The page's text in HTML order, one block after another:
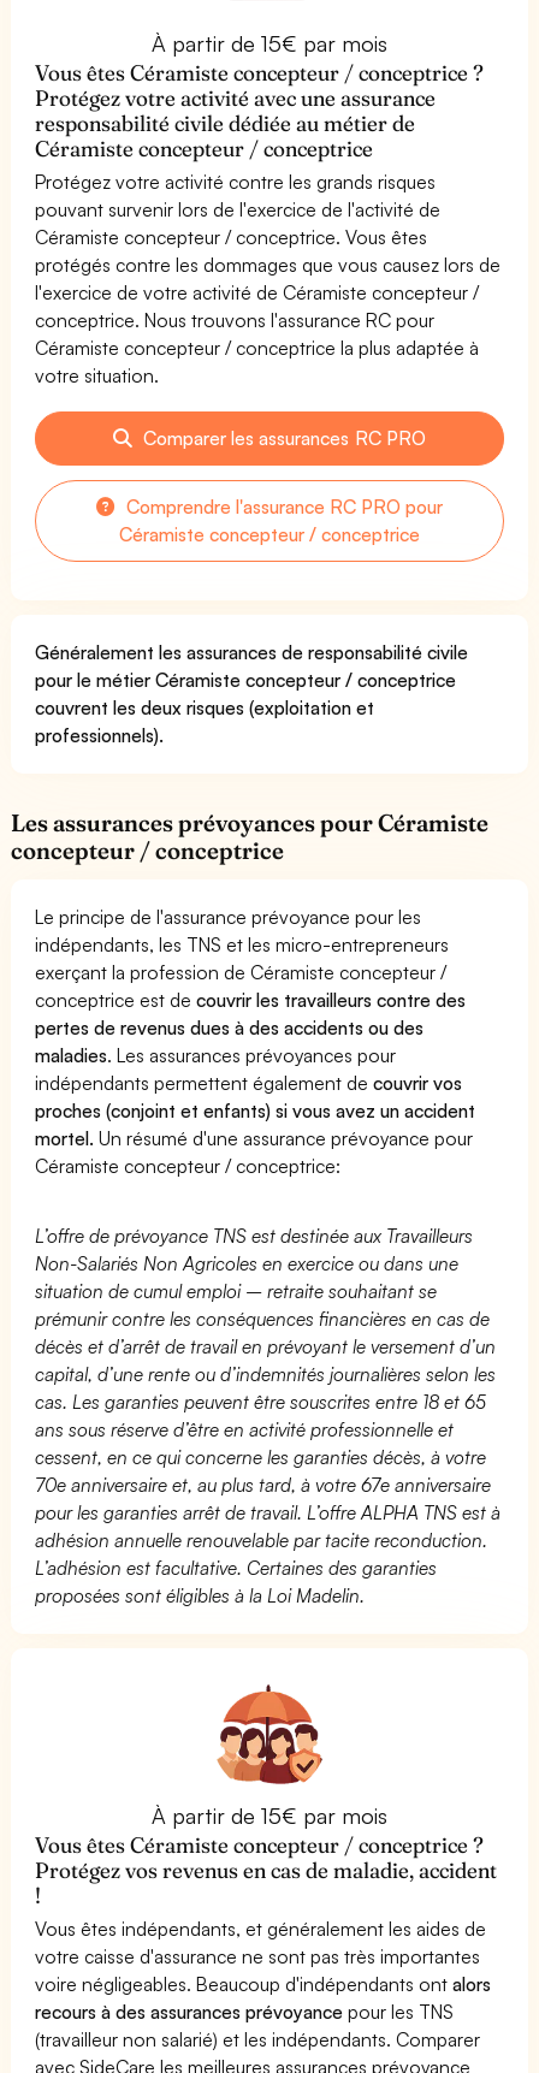
À partir de 15€ par mois
Vous êtes Céramiste concepteur / conceptrice ?
Protégez votre activité avec une assurance
responsabilité civile dédiée au métier de
Céramiste concepteur / conceptrice
Protégez votre activité contre les grands risques
pouvant survenir lors de l'exercice de l'activité de
Céramiste concepteur / conceptrice. Vous êtes
protégés contre les dommages que vous causez lors de
l'exercice de votre activité de Céramiste concepteur /
conceptrice. Nous trouvons l'assurance RC pour
Céramiste concepteur / conceptrice la plus adaptée à
votre situation.
Comparer les assurances RC PRO
Comprendre l'assurance RC PRO pour
Céramiste concepteur / conceptrice
Généralement les assurances de responsabilité civile
pour le métier Céramiste concepteur / conceptrice
couvrent les deux risques (exploitation et
professionnels).
Les assurances prévoyances pour Céramiste
concepteur / conceptrice
Le principe de l'assurance prévoyance pour les
indépendants, les TNS et les micro-entrepreneurs
exerçant la profession de Céramiste concepteur /
conceptrice est decouvrir les travailleurs contre des
pertes de revenus dues à des accidents ou des
maladies. Les assurances prévoyances pour
indépendants permettent également decouvrir vos
proches (conjoint et enfants) si vous avez un accident
mortel. Un résumé d'une assurance prévoyance pour
Céramiste concepteur / conceptrice:
L’offre de prévoyance TNS est destinée aux Travailleurs
Non-Salariés Non Agricoles en exercice ou dans une
situation de cumul emploi – retraite souhaitant se
prémunir contre les conséquences financières en cas de
décès et d’arrêt de travail en prévoyant le versement d’un
capital, d’une rente ou d’indemnités journalières selon les
cas. Les garanties peuvent être souscrites entre 18 et 65
ans sous réserve d’être en activité professionnelle et
cessent, en ce qui concerne les garanties décès, à votre
70e anniversaire et, au plus tard, à votre 67e anniversaire
pour les garanties arrêt de travail. L’offre ALPHA TNS est à
adhésion annuelle renouvelable par tacite reconduction.
L’adhésion est facultative. Certaines des garanties
proposées sont éligibles à la Loi Madelin.
À partir de 15€ par mois
Vous êtes Céramiste concepteur / conceptrice ?
Protégez vos revenus en cas de maladie, accident
!
Vous êtes indépendants, et généralement les aides de
votre caisse d'assurance ne sont pas très importantes
voire négligeables. Beaucoup d'indépendants ontalors
recours à des assurances prévoyance pour les TNS
(travailleur non salarié) et les indépendants. Comparer
avec SideCare les meilleures assurances prévoyance